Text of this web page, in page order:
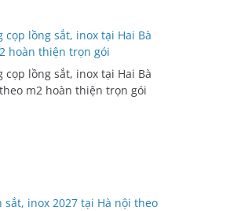
cọp lồng sắt, inox tại Hai Bà
hoàn thiện trọn gói
cọp lồng sắt, inox tại Hai Bà
m2 hoàn thiện trọn gói
sắt, inox 2027 tại Hà nội theo